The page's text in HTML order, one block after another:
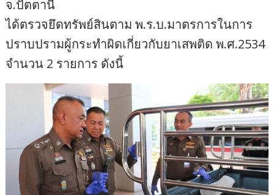
จ.ปัตตานี
​ได้ตรวจยึดทรัพย์สินตาม พ.ร.บ.มาตรการในการ
ปราบปรามผู้กระทำผิดเกี่ยวกับยาเสพติด พ.ศ.2534
จำนวน 2 รายการ ดังนี้